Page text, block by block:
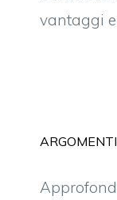
vantaggi
ARGOMENTI